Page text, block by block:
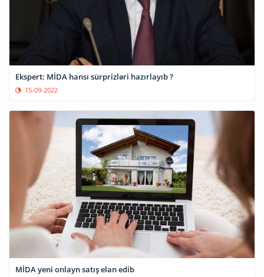
Ekspert: MİDA hansı sürprizləri hazırlayıb ?
15-09-2022
MİDA yeni onlayn satış elan edib